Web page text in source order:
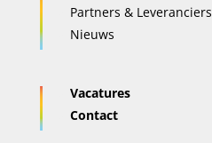
Partners & Leveranciers
Nieuws
Vacatures
Contact